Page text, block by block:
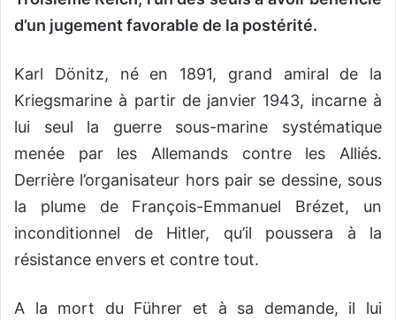
d’un jugement favorable de la postérité.
Karl Dönitz, né en 1891, grand amiral de la
Kriegsmarine à partir de janvier 1943, incarne à
lui seul la guerre sous-marine systématique
menée par les Allemands contre les Alliés.
Derrière l’organisateur hors pair se dessine, sous
la plume de François-Emmanuel Brézet, un
inconditionnel de Hitler, qu’il poussera à la
résistance envers et contre tout.
A la mort du Führer et à sa demande, il lui